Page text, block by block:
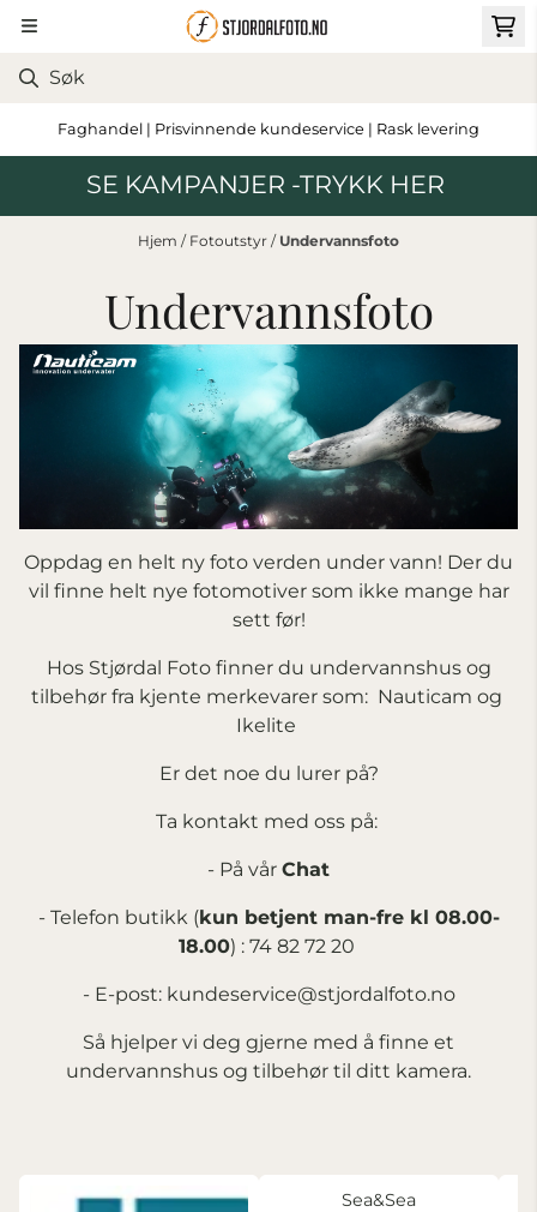
Hopp til innhold
Faghandel | Prisvinnende kundeservice | Rask levering
SE KAMPANJER -TRYKK HER
Hjem / Fotoutstyr / Undervannsfoto
Undervannsfoto
Oppdag en helt ny foto verden under vann! Der du
vil finne helt nye fotomotiver som ikke mange har
sett før!
Hos Stjørdal Foto finner du undervannshus og
tilbehør fra kjente merkevarer som: Nauticam og
Ikelite
Er det noe du lurer på?
Ta kontakt med oss på:
- På vår Chat
- Telefon butikk (kun betjent man-fre kl 08.00-
18.00) : 74 82 72 20
- E-post: kundeservice@stjordalfoto.no
Så hjelper vi deg gjerne med å finne et
undervannshus og tilbehør til ditt kamera.
Sea&Sea